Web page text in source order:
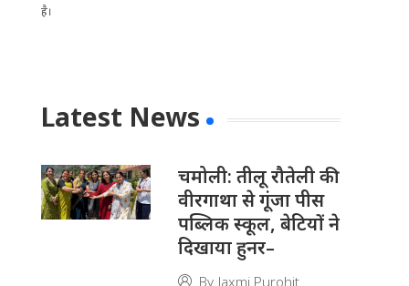
है।
Latest News
चमोली: तीलू रौतेली की
वीरगाथा से गूंजा पीस
पब्लिक स्कूल, बेटियों ने
दिखाया हुनर–
By laxmi Purohit